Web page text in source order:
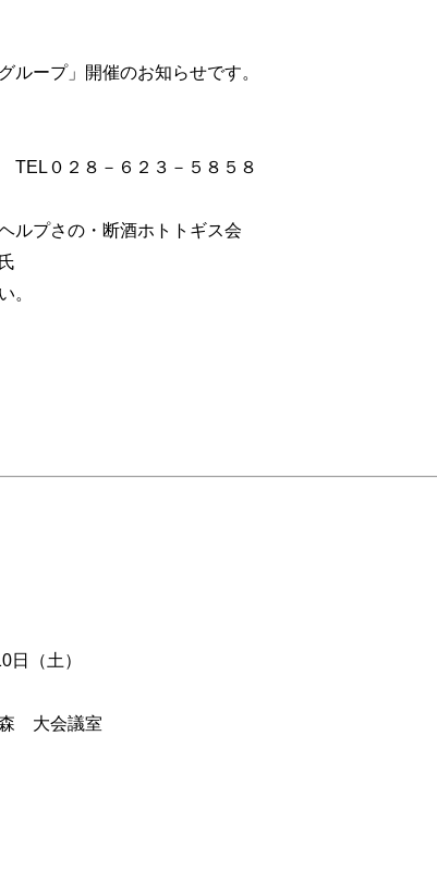
ループ」開催のお知らせです。
０２８－６２３－５８５８
ルプさの・断酒ホトトギス会
。
土）
議室